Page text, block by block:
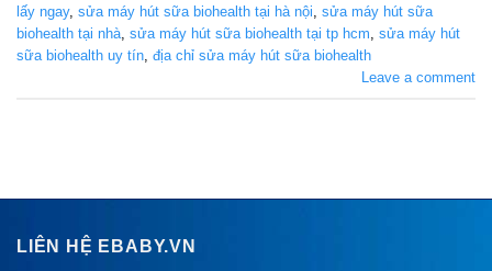
lấy ngay, sửa máy hút sữa biohealth tại hà nội, sửa máy hút sữa
biohealth tại nhà, sửa máy hút sữa biohealth tại tp hcm, sửa máy hút
sữa biohealth uy tín, địa chỉ sửa máy hút sữa biohealth
Leave a comment
LIÊN HỆ EBABY.VN